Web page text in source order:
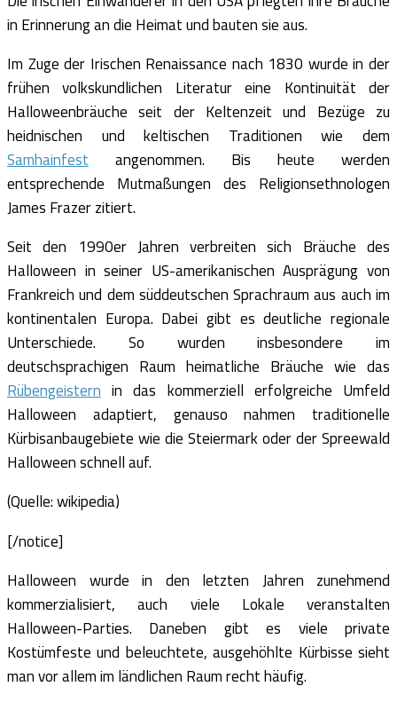
in Erinnerung an die Heimat und bauten sie aus.
Im Zuge der Irischen Renaissance nach 1830 wurde in der
frühen volkskundlichen Literatur eine Kontinuität der
Halloweenbräuche seit der Keltenzeit und Bezüge zu
heidnischen und keltischen Traditionen wie dem
Samhainfest angenommen. Bis heute werden
entsprechende Mutmaßungen des Religionsethnologen
James Frazer zitiert.
Seit den 1990er Jahren verbreiten sich Bräuche des
Halloween in seiner US-amerikanischen Ausprägung von
Frankreich und dem süddeutschen Sprachraum aus auch im
kontinentalen Europa. Dabei gibt es deutliche regionale
Unterschiede. So wurden insbesondere im
deutschsprachigen Raum heimatliche Bräuche wie das
Rübengeistern in das kommerziell erfolgreiche Umfeld
Halloween adaptiert, genauso nahmen traditionelle
Kürbisanbaugebiete wie die Steiermark oder der Spreewald
Halloween schnell auf.
(Quelle: wikipedia)
[/notice]
Halloween wurde in den letzten Jahren zunehmend
kommerzialisiert, auch viele Lokale veranstalten
Halloween-Parties. Daneben gibt es viele private
Kostümfeste und beleuchtete, ausgehöhlte Kürbisse sieht
man vor allem im ländlichen Raum recht häufig.